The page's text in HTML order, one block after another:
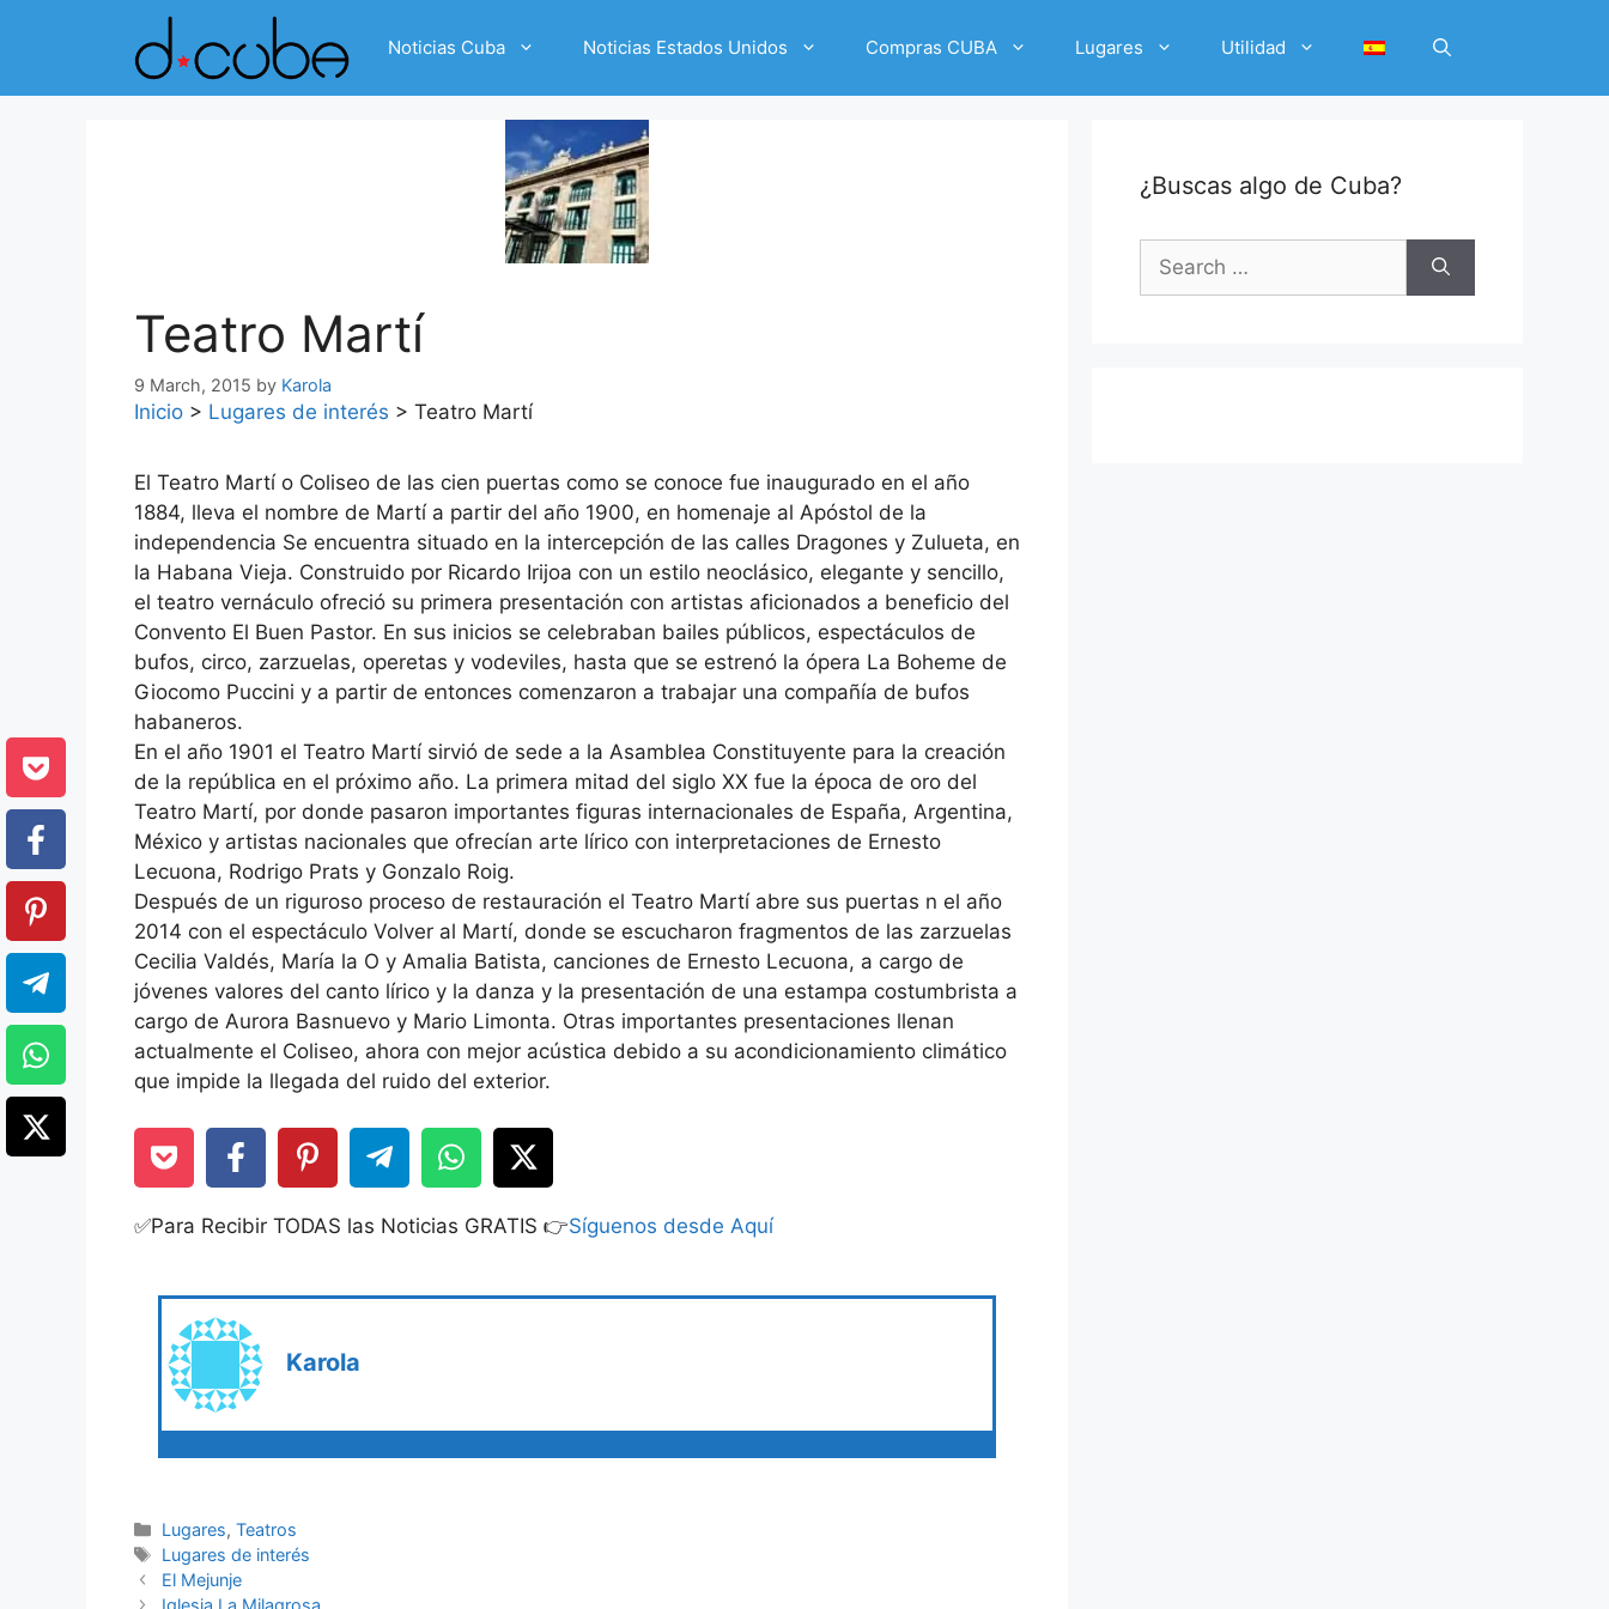
Noticias Cuba Noticias Estados Unidos Compras CUBA Lugares Utilidad
Teatro Martí
9 March, 2015 by Karola
Inicio > Lugares de interés > Teatro Martí
El Teatro Martí o Coliseo de las cien puertas como se conoce fue inaugurado en el año
1884, lleva el nombre de Martí a partir del año 1900, en homenaje al Apóstol de la
independencia Se encuentra situado en la intercepción de las calles Dragones y Zulueta, en
la Habana Vieja. Construido por Ricardo Irijoa con un estilo neoclásico, elegante y sencillo,
el teatro vernáculo ofreció su primera presentación con artistas aficionados a beneficio del
Convento El Buen Pastor. En sus inicios se celebraban bailes públicos, espectáculos de
bufos, circo, zarzuelas, operetas y vodeviles, hasta que se estrenó la ópera La Boheme de
Giocomo Puccini y a partir de entonces comenzaron a trabajar una compañía de bufos
habaneros.
En el año 1901 el Teatro Martí sirvió de sede a la Asamblea Constituyente para la creación
de la república en el próximo año. La primera mitad del siglo XX fue la época de oro del
Teatro Martí, por donde pasaron importantes figuras internacionales de España, Argentina,
México y artistas nacionales que ofrecían arte lírico con interpretaciones de Ernesto
Lecuona, Rodrigo Prats y Gonzalo Roig.
Después de un riguroso proceso de restauración el Teatro Martí abre sus puertas n el año
2014 con el espectáculo Volver al Martí, donde se escucharon fragmentos de las zarzuelas
Cecilia Valdés, María la O y Amalia Batista, canciones de Ernesto Lecuona, a cargo de
jóvenes valores del canto lírico y la danza y la presentación de una estampa costumbrista a
cargo de Aurora Basnuevo y Mario Limonta. Otras importantes presentaciones llenan
actualmente el Coliseo, ahora con mejor acústica debido a su acondicionamiento climático
que impide la llegada del ruido del exterior.
✅Para Recibir TODAS las Noticias GRATIS 👉Síguenos desde Aquí
Karola
Categories
Lugares,Teatros
Tags
Lugares de interés
El Mejunje
¿Buscas algo de Cuba?
Search
for: